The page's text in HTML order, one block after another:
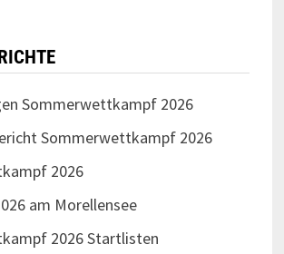
Sommerwettkampf 2026
Sommerwettkampf 2026
2026
am Morellensee
2026 Startlisten